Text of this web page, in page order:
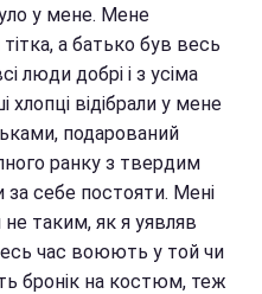
у мене. Мене
а батько був весь
люди добрі і з усіма
відібрали у мене
подарований
ранку з твердим
себе постояти. Мені
таким, як я уявляв
час воюють у той чи
бронік на костюм, теж